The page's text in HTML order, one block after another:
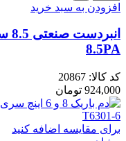
افزودن به سبد خرید
8.5PA
کد کالا: 20867
924,000 تومان
برای مقایسه اضافه کنید